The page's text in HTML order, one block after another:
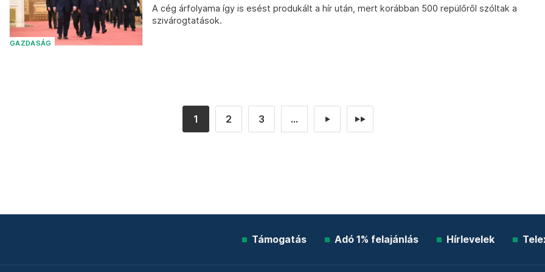
GAZDASÁG
A cég árfolyama így is esést produkált a hír után, mert korábban 500 repülőről szóltak a
szivárogtatások.
1 2 3 ... ► ►►
Támogatás Adó 1% felajánlás Hírlevelek